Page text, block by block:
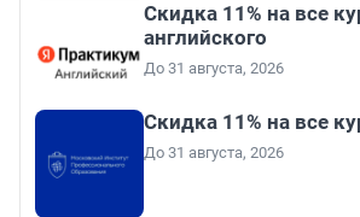
Скидка 11% на все
английского
До 31 августа, 2026
Скидка 11% на все
До 31 августа, 2026